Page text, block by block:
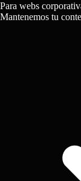
Para webs
Mantenemos tu